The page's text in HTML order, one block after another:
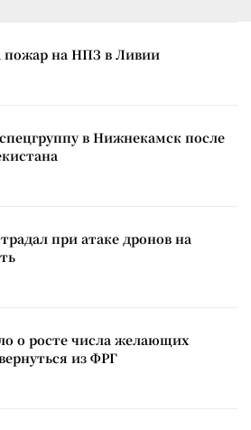
пожар на НПЗ в Ливии
в Нижнекамск после
при атаке дронов на
о росте числа желающих
из ФРГ